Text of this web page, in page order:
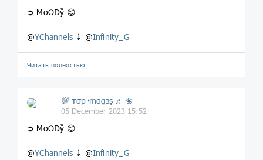
➲ MσOĐẙ 😊
@YChannels ⇣ @Infinity_G
Читать полностью…
💯 ₸σp ᶤmαġзṣ ♬ ❀
05 December 2023 15:52
➲ MσOĐẙ 😊
@YChannels ⇣ @Infinity_G